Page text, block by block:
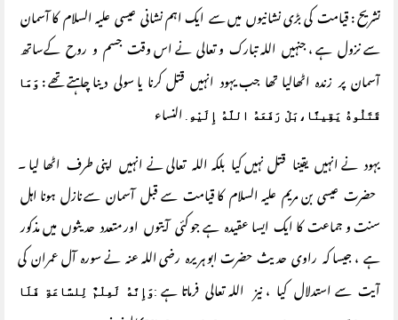
تشریح : قیامت کی بڑی نشانیوں میں سے ایک اہم نشانی عیسی علیہ السلام کا آسمان
سے نزول ہے ، جنہیں اللہ تبارک و تعالی نے اس وقت جسم و روح کےساتھ
آسمان پر زندہ اٹھالیا تھا جب یہود انہیں قتل کرنا یا سولی دینا چاہتے تھے : وَمَا
قَتَلُوهُ يَقِينًا،بَلْ رَفَعَه ُ اللَّهُ إِلَيْهِ . النساء
یہود نے انہیں یقینا قتل نہیں کیا بلکہ اللہ تعالی نے انہیں اپنی طرف اٹھا لیا ۔
حضرت عیسی بن مریم علیہ السلام کا قیامت سے قبل آسمان سے نازل ہونا اہل
سنت و جماعت کا ایک ایسا عقیدہ ہے جو کئی آیتوں اور متعدد حدیثوں میں مذکور
ہے ، جیسا کہ راوی حدیث حضرت ابو ہریرہ رضی اللہ عنہ نے سورہ آل عمران کی
آیت سے استدلال کیا ، نیز اللہ تعالی فرماتا ہے :وَإِنَّهُ لَعِلْمٌ لِلسَّاعَةِ فَلَا